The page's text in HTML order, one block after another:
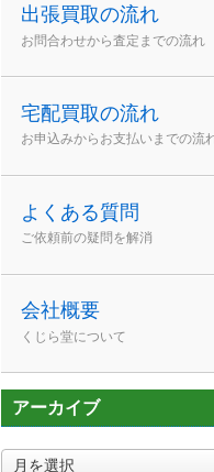
出張買取の流れ
お問合わせから査定までの流れ
宅配買取の流れ
お申込みからお支払いまでの流
よくある質問
ご依頼前の疑問を解消
会社概要
くじら堂について
アーカイブ
ア